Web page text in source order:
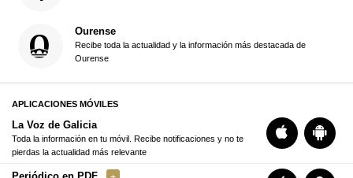
Ourense
Recibe toda la actualidad y la información más destacada de
Ourense
APLICACIONES MÓVILES
La Voz de Galicia
Toda la información en tu móvil. Recibe notificaciones y no te
pierdas la actualidad más relevante